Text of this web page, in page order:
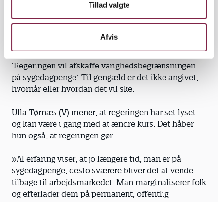
Tillad valgte
Afvis
I det 80 sider lange regeringsgrundlag, som blev
forhandlet på plads i ugerne efter valget, er
’Regeringen vil afskaffe varighedsbegrænsningen
på sygedagpenge’. Til gengæld er det ikke angivet,
hvornår eller hvordan det vil ske.
Ulla Tørnæs (V) mener, at regeringen har set lyset
og kan være i gang med at ændre kurs. Det håber
hun også, at regeringen gør.
»Al erfaring viser, at jo længere tid, man er på
sygedagpenge, desto sværere bliver det at vende
tilbage til arbejdsmarkedet. Man marginaliserer folk
og efterlader dem på permanent, offentlig